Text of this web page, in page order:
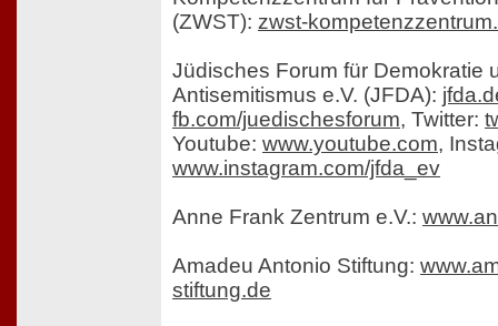
(ZWST): zwst-
Jüdisches Forum für Demokratie
Antisemitismus e.V. (JFDA):
fb.com/juedischesforum, Twitter:
Youtube: www.youtube.com,
www.instagram.com/jfda_ev
Anne Frank Zentrum e.V.:
Amadeu Antonio Stiftung:
stiftung.de